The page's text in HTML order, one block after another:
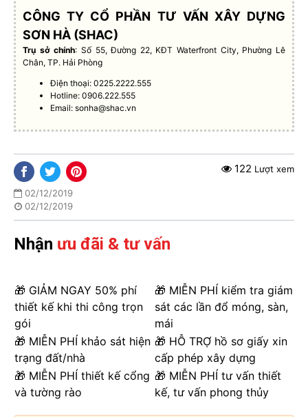
CÔNG TY CỔ PHẦN TƯ VẤN XÂY DỰNG
SƠN HÀ (SHAC)
Trụ sở chính: Số 55, Đường 22, KĐT Waterfront City, Phường Lê
Chân, TP. Hải Phòng
Điện thoại: 0225.2222.555
Hotline: 0906.222.555
Email:sonha@shac.vn
02/12/2019
02/12/2019
122 Lượt xem
Nhận ưu đãi & tư vấn
🎁 GIẢM NGAY 50% phí
thiết kế khi thi công trọn
gói
🎁 MIỄN PHÍ kiểm tra giám
sát các lần đổ móng, sàn,
mái
🎁 MIỄN PHÍ khảo sát hiện
trạng đất/nhà
🎁 HỖ TRỢ hồ sơ giấy xin
cấp phép xây dựng
🎁 MIỄN PHÍ thiết kế cổng
và tường rào
🎁 MIỄN PHÍ tư vấn thiết
kế, tư vấn phong thủy